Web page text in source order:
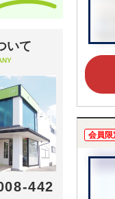
会員限
いて
442